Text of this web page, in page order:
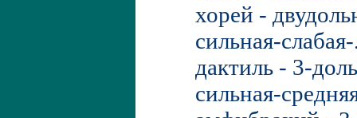
хорей -
сильная-
дактиль - 3-
сильная-